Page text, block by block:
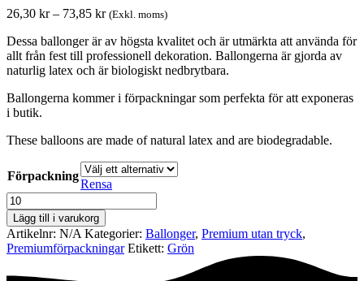
26,30 kr – 73,85 krPrisintervall:
till
73,85 kr
(Exkl. moms)
Dessa ballonger är av högsta kvalitet och är utmärkta att använda för
allt från fest till professionell dekoration. Ballongerna är gjorda av
naturlig latex och är biologiskt nedbrytbara.
Ballongerna kommer i förpackningar som perfekta för att exponeras
i butik.
These balloons are made of natural latex and are biodegradable.
Förpackning
Rensa
Premiumförpackning
Ø30
cm
-
Green
Lägg till i varukorg
Artikelnr: N/A Kategorier: Ballonger, Premium utan tryck,
Premium­förpackningar Etikett: Grön